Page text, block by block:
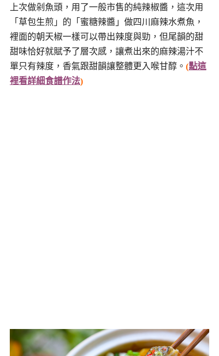
上次做剁魚頭，用了一般市售的純辣椒醬，這次用
「草包生煎」的「蜜糖辣醬」做四川麻辣水煮魚，
裡面的朝天椒一樣可以帶出辣度與勁，但尾韻的甜
甜味恰好就賦予了層次感，讓煮出來的麻辣湯汁不
單只有辣度，香氣跟甜韻讓整體更入喉甘醇。 (點這
裡看詳細食譜作法)